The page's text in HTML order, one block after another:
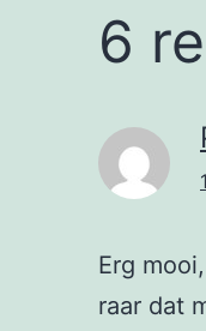
6
Erg
raar dat